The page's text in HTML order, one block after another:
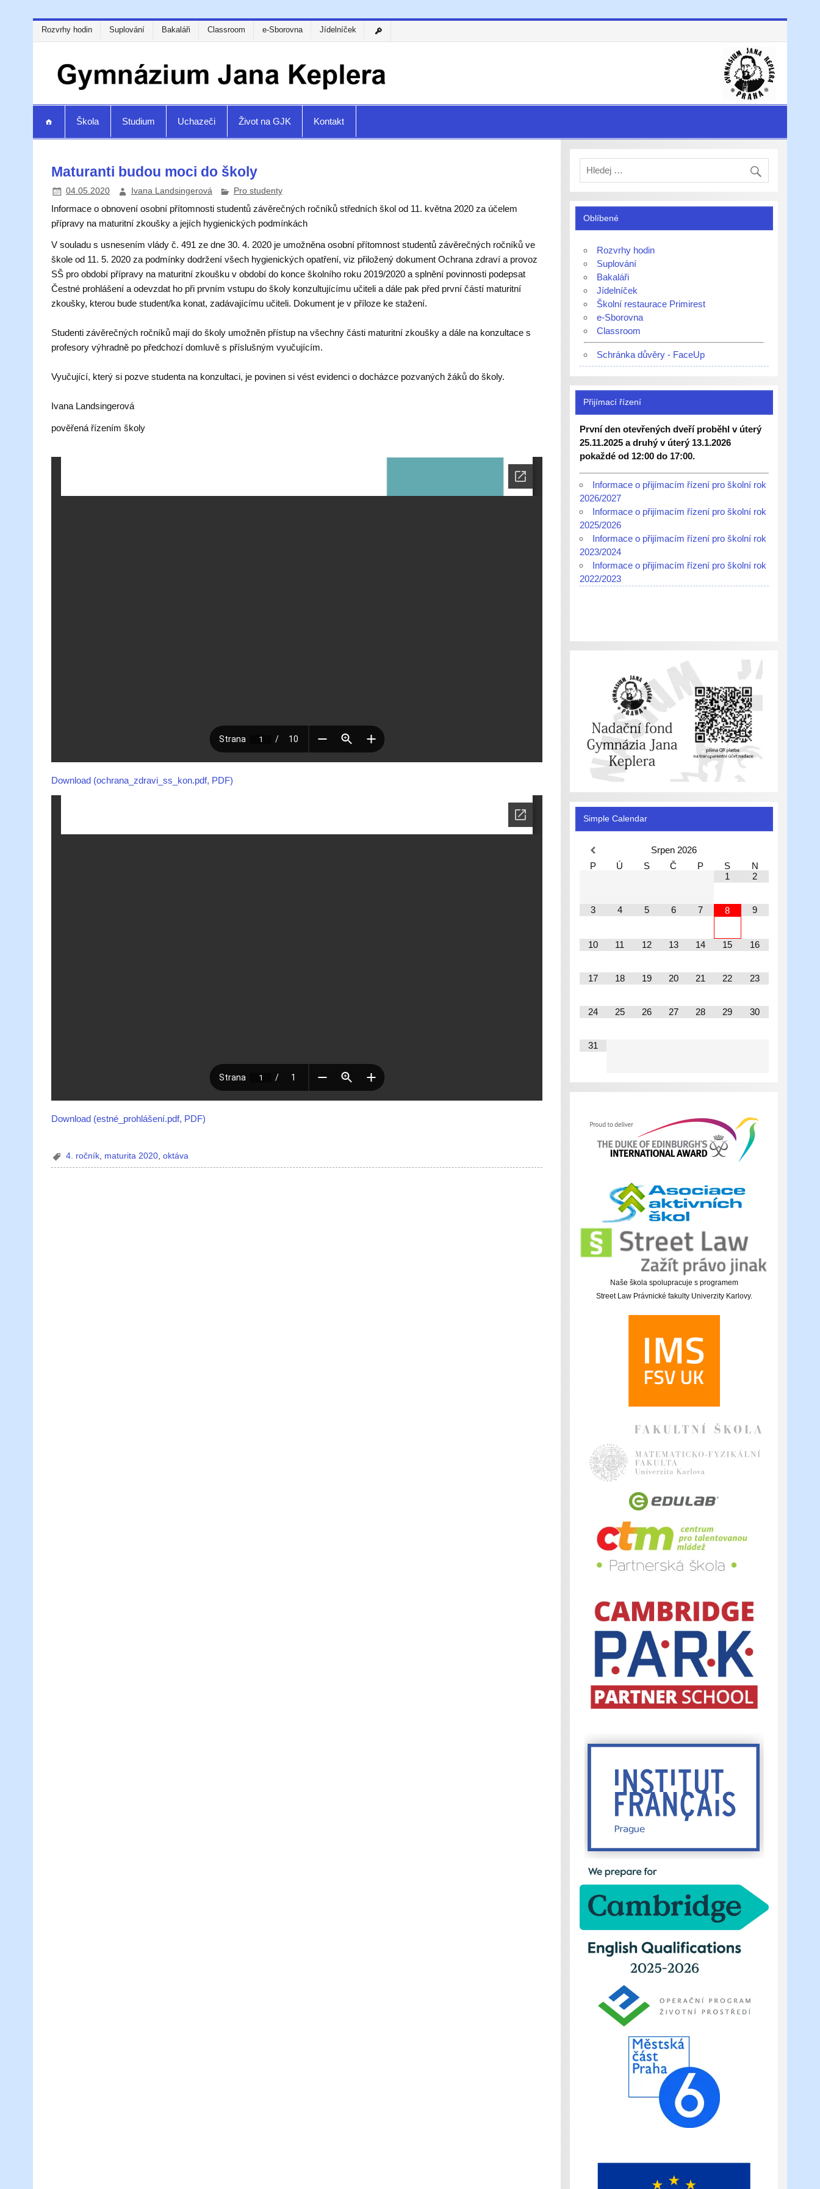
Rozvrhy hodin Suplování Bakaláři Classroom e-Sborovna Jídelníček
Škola Studium Uchazeči Život na GJK Kontakt
Maturanti budou moci do školy
04.05.2020 Ivana Landsingerová Pro studenty
Informace o obnovení osobní přítomnosti studentů závěrečných ročníků středních škol od 11. května 2020 za účelem
přípravy na maturitní zkoušky a jejích hygienických podmínkách
V souladu s usnesením vlády č. 491 ze dne 30. 4. 2020 je umožněna osobní přítomnost studentů závěrečných ročníků ve
škole od 11. 5. 2020 za podmínky dodržení všech hygienických opatření, viz přiložený dokumentOchrana zdraví a provoz
SŠ pro období přípravy na maturitní zkoušku v období do konce školního roku 2019/2020 a splnění povinnosti podepsat
Čestné prohlášenía odevzdat ho při prvním vstupu do školy konzultujícímu učiteli a dále pak před první částí maturitní
zkoušky, kterou bude student/ka konat, zadávajícímu učiteli. Dokument je v příloze ke stažení.
Studenti závěrečných ročníků mají do školy umožněn přístup na všechny části maturitní zkoušky a dále na konzultace s
profesoryvýhradně po předchozí domluvě s příslušným vyučujícím.
Vyučující, který si pozve studenta na konzultaci, je povinen si vést evidenci o docházce pozvaných žáků do školy.
Ivana Landsingerová
pověřená řízením školy
Download (ochrana_zdravi_ss_kon.pdf, PDF)
Download (estné_prohlášení.pdf, PDF)
4. ročník maturita 2020 ,oktáva
Oblíbené
Rozvrhy hodin
Suplování
Bakaláři
Jídelníček
Školní restaurace Primirest
e-Sborovna
Classroom
Schránka důvěry - FaceUp
Přijímací řízení
První den otevřených dveří proběhl v úterý
25.11.2025 a druhý v úterý 13.1.2026
pokaždé od 12:00 do 17:00.
Informace o přijímacím řízení pro školní rok
2026/2027
Informace o přijímacím řízení pro školní rok
2025/2026
Informace o přijímacím řízení pro školní rok
2023/2024
Informace o přijímacím řízení pro školní rok
2022/2023
Simple Calendar
Srpen 2026
P
Ú S Č P S
N
1
2
3 4 5 6 7 8 9
10 11 12 13 14 15 16
17 18 19 20 21 22 23
24 25 26 27 28 29 30
31
Naše škola spolupracuje s programem
Street Law Právnické fakulty Univerzity Karlovy.